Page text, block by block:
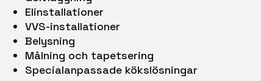
Elinstallationer
VVS-installationer
Belysning
Målning och tapetsering
Specialanpassade kökslösningar